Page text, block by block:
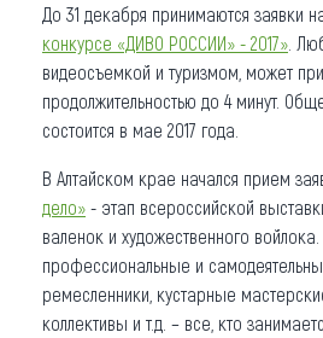
До 31 декабря принимаются заявки
конкурсе «ДИВО РОССИИ» - 2017» .
видеосъемкой и туризмом, может
продолжительностью до 4 минут.
состоится в мае 2017 года.
В Алтайском крае начался прием
дело» - этап всероссийской
валенок и художественного
профессиональные и
ремесленники, кустарные
коллективы и т.д. – все, кто